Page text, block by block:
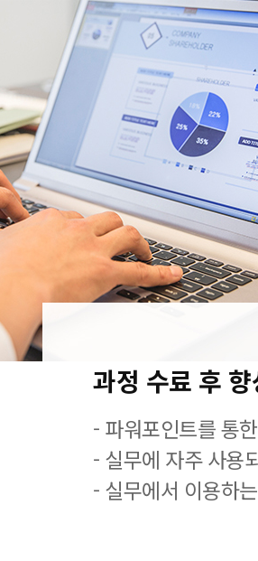
과정 수료 후
- 파워포인트를 통
- 실무에 자주 사용
- 실무에서 이용하